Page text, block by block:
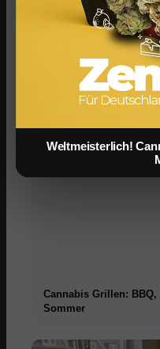
Cannabis Drinks:
Cannabis Grillen: BBQ,
Sommer
Weltmeisterlich!